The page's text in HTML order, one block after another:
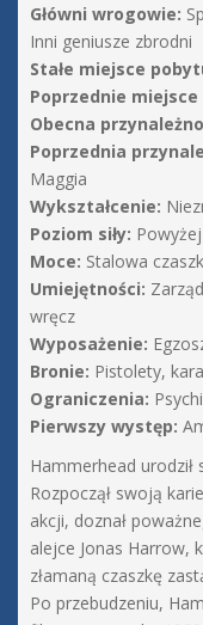
Główni wrogowie:
Inni geniusze zbrodni
Stałe miejsce
Poprzednie
Obecna
Poprzednia
Maggia
Wykształcenie:
Poziom siły:
Moce: Stalowa
Umiejętności:
wręcz
Wyposażenie:
Bronie: Pistolety,
Ograniczenia:
Pierwszy występ:
Hammerhead
Rozpoczął swoją
akcji, doznał
alejce Jonas Harrow,
złamaną czaszkę
Po przebudzeniu,